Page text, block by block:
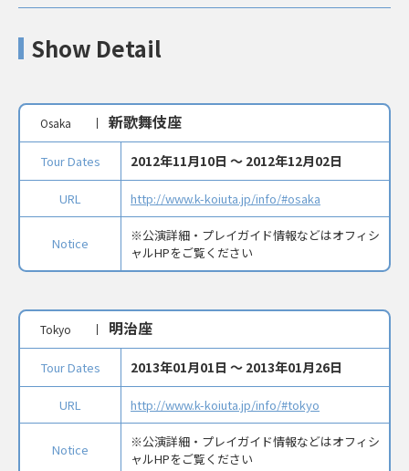
Show Detail
Osaka 新歌舞伎座
Tour Dates 2012年11月10日 〜 2012年12月02日
URL http://www.k-koiuta.jp/info/#osaka
Notice
※公演詳細・プレイガイド情報などはオフィシ
ャルHPをご覧ください
Tokyo 明治座
Tour Dates 2013年01月01日 〜 2013年01月26日
URL http://www.k-koiuta.jp/info/#tokyo
Notice
※公演詳細・プレイガイド情報などはオフィシ
ャルHPをご覧ください